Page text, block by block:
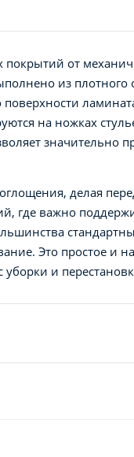
от
из плотного
на ножках
значительно
делая
где важно
Это простое и
уборки и